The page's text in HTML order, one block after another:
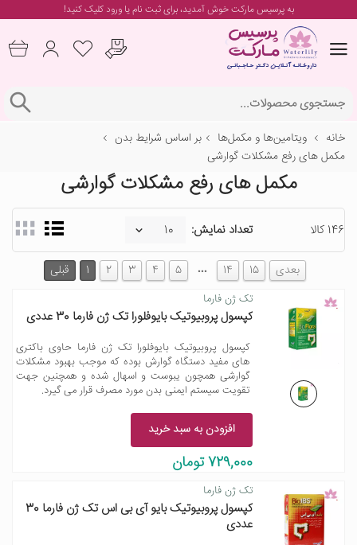
به پرسیس مارکت خوش آمدید، برایثبت نام یا ورودکلیک کنید!
خانه ویتامین‌ها و مکمل‌ها
بر اساس شرایط بدن
مکمل های رفع مشکلات گوارشی
مکمل های رفع مشکلات گوارشی
146 کالا تعداد نمایش:
قبلی 1 2 3 4 5 … 14 15 بعدی
تک ژن فارما
کپسول پروبیوتیک بایوفلورا تک ژن فارما 30 عددی
کپسول پروبیوتیک بایوفلورا تک ژن فارما حاوی باکتری
های مفید دستگاه گوارش بوده که موجب بهبود مشکلات
گوارشی همچون یبوست و اسهال شده و همچنین جهت
تقویت سیستم ایمنی بدن مورد مصرف قرار می گیرد.
افزودن به سبد خرید
729,000 تومان
تک ژن فارما
کپسول پروبیوتیک بایو آی بی اس تک ژن فارما 30
عددی